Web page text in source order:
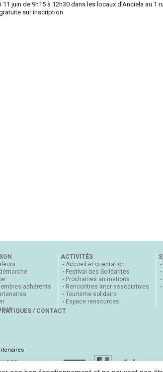
11 juin de 9h15 à 12h30 dans les locaux d’Anciela au 1
sur inscription
adhérents
ACTIVITÉS
Accueil et orientation
Festival des Solidarités
Prochaines animations
Rencontres inter-associatives
Tourisme solidaire
Espace ressources
/ CONTACT